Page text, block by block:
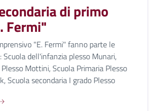
di primo
Fermi"
"E. Fermi" fanno parte le
Scuola dell'infanzia plesso Munari,
Mottini, Scuola Primaria Plesso
Scuola secondaria I grado Plesso
"E. FERMI" FANNO PARTE